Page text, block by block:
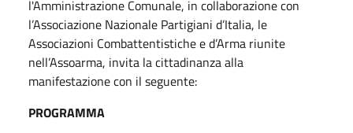
l'Amministrazione Comunale, in collaborazione con
l’Associazione Nazionale Partigiani d’Italia, le
Associazioni Combattentistiche e d’Arma riunite
nell’Assoarma, invita la cittadinanza alla
manifestazione con il seguente:
PROGRAMMA